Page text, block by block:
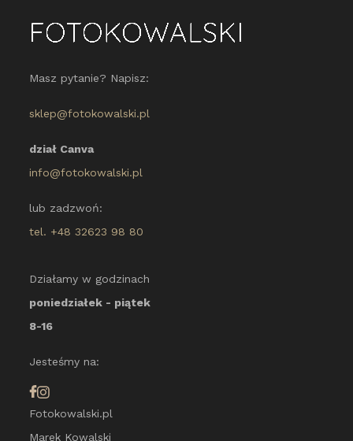
Masz pytanie? Napisz:
sklep@fotokowalski.pl
dział Canva
info@fotokowalski.pl
lub zadzwoń:
tel. +48 32623 98 80
Działamy w godzinach
poniedziałek - piątek
8-16
Jesteśmy na:
Fotokowalski.pl
Marek Kowalski